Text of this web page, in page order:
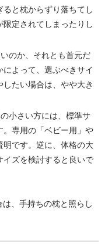
と枕からずり落ちてし
定されてしまったりし
のか、それとも首元だ
よって、選ぶべきサイ
たい場合は、やや大き
小さい方には、標準サ
。専用の「ベビー用」や
明です。逆に、体格の大
イズを検討すると良いで
、手持ちの枕と照らし